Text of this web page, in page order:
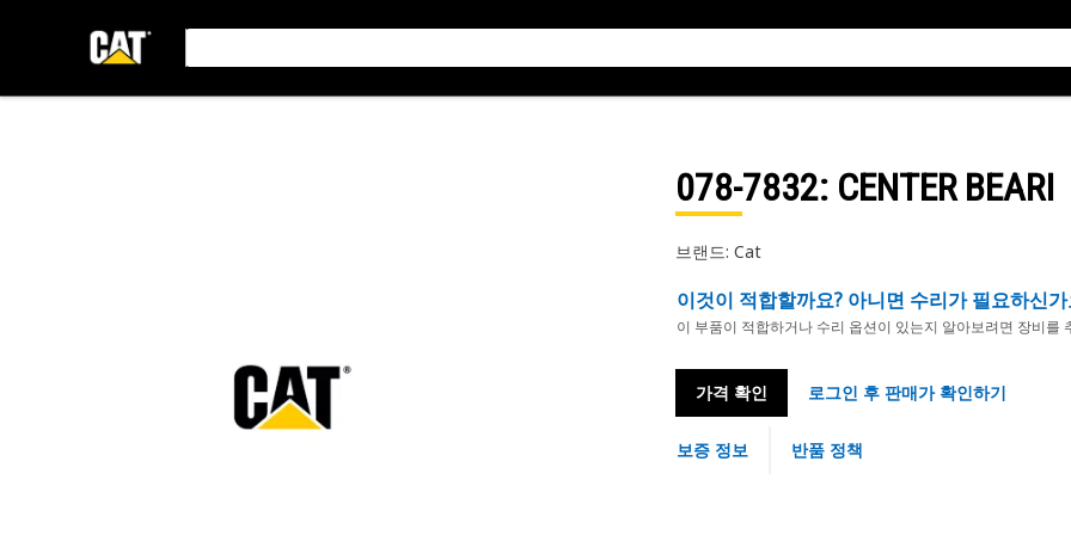
078-7832: CENTER BEARI
브랜드: Cat
이것이 적합할까요? 아니면 수리가 필요하신가
이 부품이 적합하거나 수리 옵션이 있는지 알아보려면 장비를
가격 확인 로그인 후 판매가 확인하기
보증 정보 반품 정책